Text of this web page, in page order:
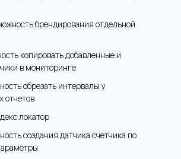
брендирования отдельной
копировать добавленные и
в мониторинге
обрезать интервалы у
отчетов
создания датчика счетчика по